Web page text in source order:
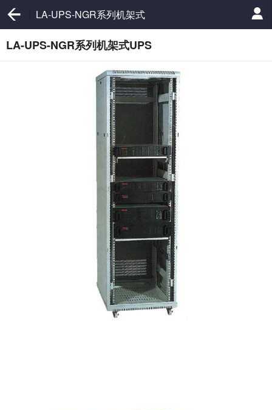
LA-UPS-NGR系列机架式
UPS
LA-UPS-NGR系列机架式UPS